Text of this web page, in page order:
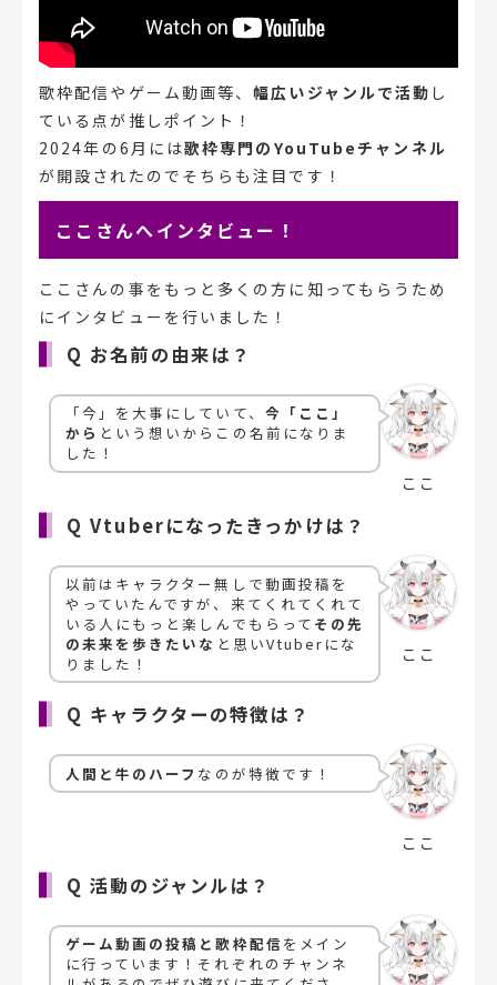
歌枠配信やゲーム動画等、幅広いジャンルで活動 し
ている点が推しポイント！
2024年の6月には歌枠専門のYouTubeチャンネル
が開設されたのでそちらも注目です！
ここさんへインタビュー！
ここさんの事をもっと多くの方に知ってもらうため
にインタビューを行いました！
Q お名前の由来は？
「今」を大事にしていて、 今「ここ」
から という想いからこの名前になりま
した！
ここ
Q Vtuberになったきっかけは？
以前はキャラクター無しで動画投稿を
やっていたんですが、来てくれてくれて
いる人にもっと楽しんでもらって その先
の未来を歩きたいな と思いVtuberにな
りました！
ここ
Q キャラクターの特徴は？
人間と牛のハーフ なのが特徴です！
ここ
Q 活動のジャンルは？
ゲーム動画の投稿と歌枠配信をメイン
に行っています！それぞれのチャンネ